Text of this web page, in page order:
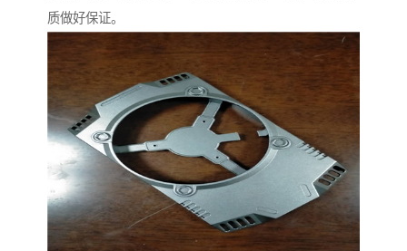
质做好保证。